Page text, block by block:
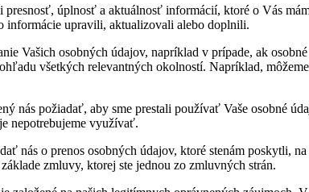
presnosť, úplnosť a aktuálnosť informácií, ktoré o Vás
informácie upravili, aktualizovali alebo doplnili.
Vašich osobných údajov, napríklad v prípade, ak
všetkých relevantných okolností. Napríklad,
nás požiadať, aby sme prestali používať Vaše osobné
nepotrebujeme využívať.
nás o prenos osobných údajov, ktoré stenám poskytli,
zmluvy, ktorej ste jednou zo zmluvných strán.